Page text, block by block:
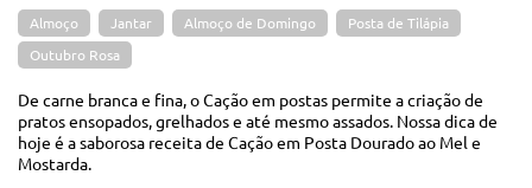
Almoço Jantar Almoço de Domingo Posta de Tilápia
Outubro Rosa
De carne branca e fina, o Cação em postas permite a criação de
pratos ensopados, grelhados e até mesmo assados. Nossa dica de
hoje é a saborosa receita de Cação em Posta Dourado ao Mel e
Mostarda.